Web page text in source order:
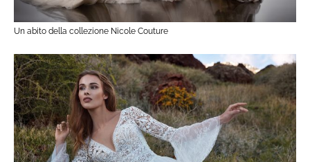
Un abito della collezione Nicole Couture